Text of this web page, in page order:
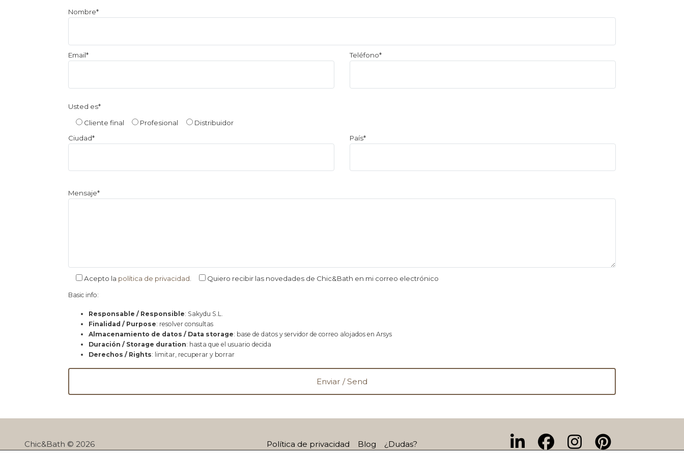
Por
este
campo
Nombre*
Email* Teléfono*
Usted es*
Cliente final
Profesional
Distribuidor
Ciudad*
País*
Mensaje*
Acepto la política de privacidad Quiero recibir las novedades de Chic&Bath en mi correo electrónico
Basic info:
Responsable / Responsible: Sakydu S.L.
Finalidad / Purpose: resolver consultas
Almacenamiento de datos / Data storage: base de datos y servidor de correo alojados en Arsys
Duración / Storage duration: hasta que el usuario decida
Derechos / Rights: limitar, recuperar y borrar
Chic&Bath © 2026 Política de privacidad Blog ¿Dudas?